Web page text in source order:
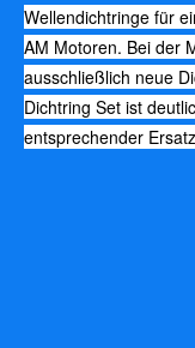
Wellendichtringe für
AM Motoren. Bei der
ausschließlich neue
Dichtring Set ist
entsprechender